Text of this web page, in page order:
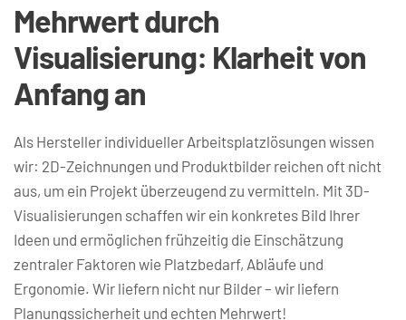
Mehrwert durch
Visualisierung: Klarheit von
Anfang an
Als Hersteller individueller Arbeitsplatzlösungen wissen
wir: 2D-Zeichnungen und Produktbilder reichen oft nicht
aus, um ein Projekt überzeugend zu vermitteln. Mit 3D-
Visualisierungen schaffen wir ein konkretes Bild Ihrer
Ideen und ermöglichen frühzeitig die Einschätzung
zentraler Faktoren wie Platzbedarf, Abläufe und
Ergonomie. Wir liefern nicht nur Bilder – wir liefern
Planungssicherheit und echten Mehrwert!